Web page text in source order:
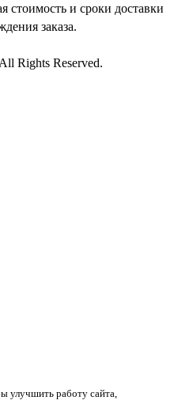
улучшить работу сайта,
стоимость и сроки доставки
заказа.
Rights Reserved.